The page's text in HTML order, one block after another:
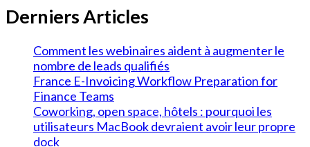
Derniers Articles
Comment les webinaires aident à augmenter le
nombre de leads qualifiés
France E-Invoicing Workflow Preparation for
Finance Teams
Coworking, open space, hôtels : pourquoi les
utilisateurs MacBook devraient avoir leur propre
dock